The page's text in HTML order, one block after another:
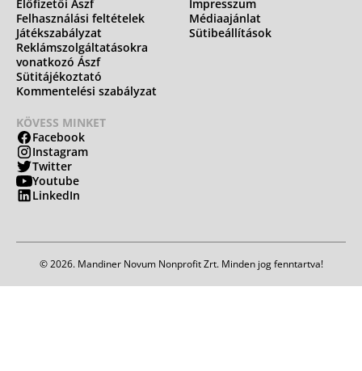
Előfizetői Ászf
Felhasználási feltételek
Játékszabályzat
Reklámszolgáltatásokra
vonatkozó Ászf
Sütitájékoztató
Kommentelési szabályzat
Impresszum
Médiaajánlat
Sütibeállítások
KÖVESS MINKET
Facebook
Instagram
Twitter
Youtube
LinkedIn
© 2026. Mandiner Novum Nonprofit Zrt. Minden jog fenntartva!